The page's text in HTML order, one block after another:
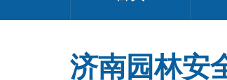
济南园林安